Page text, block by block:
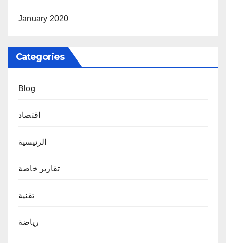
January 2020
Categories
Blog
اقتصاد
الرئيسية
تقارير خاصة
تقنية
رياضة